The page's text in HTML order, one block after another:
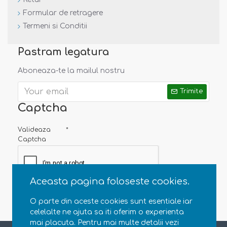
Aceasta pagina foloseste cookies.
O parte din aceste cookies sunt esentiale iar
celelalte ne ajuta sa iti oferim o experienta
mai placuta. Pentru mai multe detalii vezi
realitatea. Totusi, nuanta din poza este posibil sa difere
de cea a produsului.
Formular de retragere
Termeni si Conditii
Pastram legatura
Aboneaza-te la mailul nostru
Trimite
Captcha
Valideaza
Captcha